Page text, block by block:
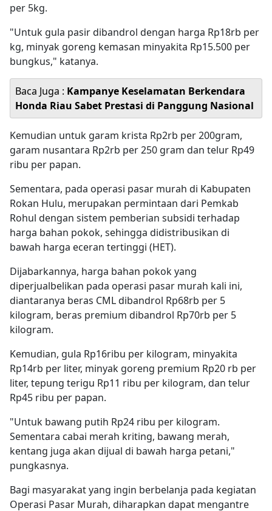
per 5kg.
"Untuk gula pasir dibandrol dengan harga Rp18rb per
kg, minyak goreng kemasan minyakita Rp15.500 per
bungkus," katanya.
Baca Juga : Kampanye Keselamatan Berkendara
Honda Riau Sabet Prestasi di Panggung Nasional
Kemudian untuk garam krista Rp2rb per 200gram,
garam nusantara Rp2rb per 250 gram dan telur Rp49
ribu per papan.
Sementara, pada operasi pasar murah di Kabupaten
Rokan Hulu, merupakan permintaan dari Pemkab
Rohul dengan sistem pemberian subsidi terhadap
harga bahan pokok, sehingga didistribusikan di
bawah harga eceran tertinggi (HET).
Dijabarkannya, harga bahan pokok yang
diperjualbelikan pada operasi pasar murah kali ini,
diantaranya beras CML dibandrol Rp68rb per 5
kilogram, beras premium dibandrol Rp70rb per 5
kilogram.
Kemudian, gula Rp16ribu per kilogram, minyakita
Rp14rb per liter, minyak goreng premium Rp20 rb per
liter, tepung terigu Rp11 ribu per kilogram, dan telur
Rp45 ribu per papan.
"Untuk bawang putih Rp24 ribu per kilogram.
Sementara cabai merah kriting, bawang merah,
kentang juga akan dijual di bawah harga petani,"
pungkasnya.
Bagi masyarakat yang ingin berbelanja pada kegiatan
Operasi Pasar Murah, diharapkan dapat mengantre